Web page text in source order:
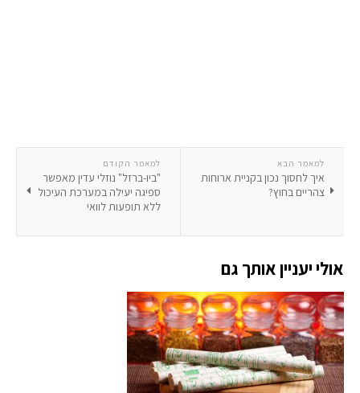
למאמר הקודם
"ביו-ברזל" נוזלי עדין מאפשר
ספיגה יעילה במערכת העיכול
ללא תופעות לוואי
למאמר הבא
איך לחסוך נכון בקניית ארוחות
צהריים בחוץ?
אולי יעניין אותך גם